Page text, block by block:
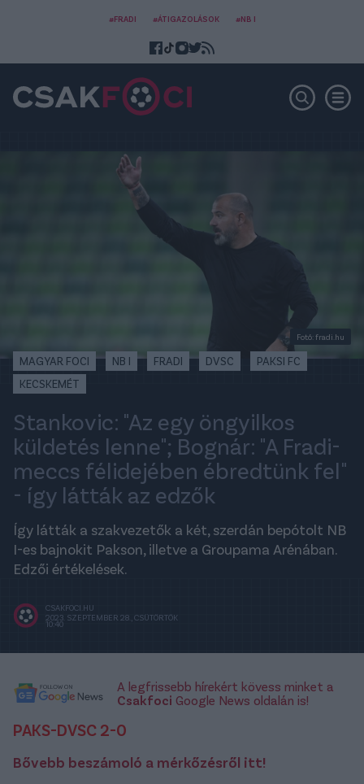
#FRADI #ÁTIGAZOLÁSOK #NB I
Fotó: fradi.hu
MAGYAR FOCI NB I FRADI DVSC
PAKSI FC
KECSKEMÉT
Stankovic: "Az egy öngyilkos
küldetés lenne"; Bognár: "A Fradi-
meccs félidejében ébredtünk fel"
- így látták az edzők
Így látták a szakvezetők a két, szerdán bepótolt NB
I-es bajnokit Pakson, illetve a Groupama Arénában.
Edzői értékelések.
CSAKFOCI.HU
2023. SZEPTEMBER 28., CSÜTÖRTÖK
10:40
A legfrissebb hírekért kövess minket a
Csakfoci Google News oldalán is!
PAKS-DVSC 2-0
Bővebb beszámoló a mérkőzésről itt!